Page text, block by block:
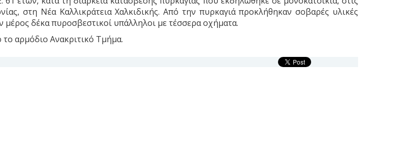
στη Νέα Καλλικράτεια Χαλκιδικής. Από την πυρκαγιά προκλήθηκαν σοβαρές υλικές
μέρος δέκα πυροσβεστικοί υπάλληλοι με τέσσερα οχήματα.
το αρμόδιο Ανακριτικό Τμήμα.